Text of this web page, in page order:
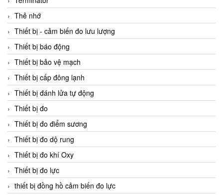
Thẻ nhớ
Thiết bị - cảm biến đo lưu lượng
Thiết bị báo động
Thiết bị bảo vệ mạch
Thiết bị cấp đông lạnh
Thiết bị đánh lửa tự động
Thiết bị đo
Thiết bị đo điểm sương
Thiết bị đo dộ rung
Thiết bị đo khí Oxy
Thiết bị đo lực
thiết bị đồng hồ cảm biến đo lực